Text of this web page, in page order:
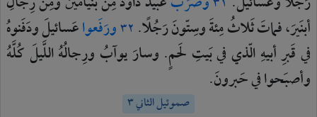
أبنَيرَ،فماتَثَلاثُمِئةَوسِتّونَرَجُلًا. ٣٢ورَفَعواعَسائيلَودَفَنوهُ
فيقَبرِأبيهِالّذيفيبَيتِلَحمٍ.وسارَيوآبُورِجالُهُاللَّيلَكُلَّهُ
وأصبَحوافيحَبرونَ.
صموئيل الثاني ٣